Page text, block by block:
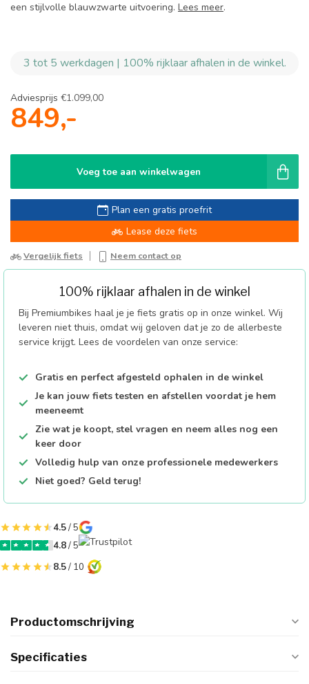
een stijlvolle blauwzwarte uitvoering. Lees meer.
3 tot 5 werkdagen | 100% rijklaar afhalen in de winkel.
Adviesprijs €1.099,00
849,-
Voeg toe aan winkelwagen
Plan een gratis proefrit
Lease deze fiets
Vergelijk fiets Neem contact op
100% rijklaar afhalen in de winkel
Bij Premiumbikes haal je je fiets gratis op in onze winkel. Wij
leveren niet thuis, omdat wij geloven dat je zo de allerbeste
service krijgt. Lees de voordelen van onze service:
Gratis en perfect afgesteld ophalen in de winkel
Je kan jouw fiets testen en afstellen voordat je hem
meeneemt
Zie wat je koopt, stel vragen en neem alles nog een
keer door
Volledig hulp van onze professionele medewerkers
Niet goed? Geld terug!
4.5/ 5
4.8/ 5
8.5/ 10
Productomschrijving
Specificaties